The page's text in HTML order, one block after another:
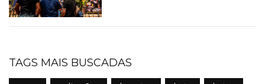
TAGS MAIS BUSCADAS